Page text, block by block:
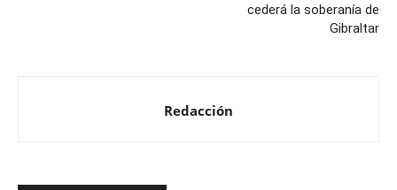
cederá la soberanía de
Gibraltar
Redacción